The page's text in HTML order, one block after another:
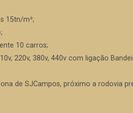
15tn/m²;
10 carros;
220v, 380v, 440v com ligação
de SJCampos, próximo a rodovia